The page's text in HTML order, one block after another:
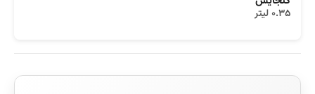
۰.۳۵ لیتر